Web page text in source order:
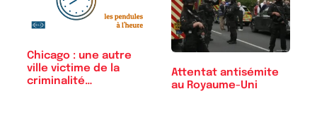
Chicago : une autre
ville victime de la
criminalité…
Attentat antisémite
au Royaume-Uni